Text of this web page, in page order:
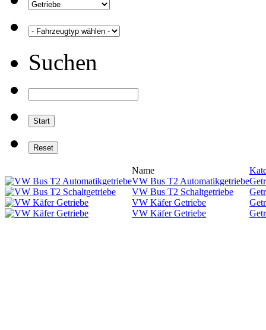
Suchen
Name
VW Bus T2 Automatikgetriebe
VW Bus T2 Schaltgetriebe
VW Käfer Getriebe
VW Käfer Getriebe